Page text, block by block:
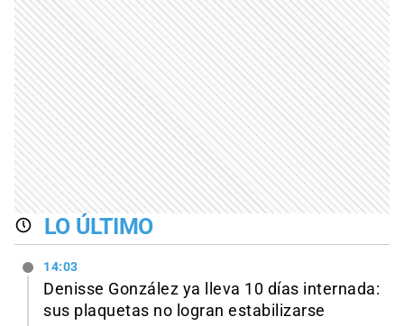
LO ÚLTIMO
14:03
Denisse González ya lleva 10 días internada:
sus plaquetas no logran estabilizarse